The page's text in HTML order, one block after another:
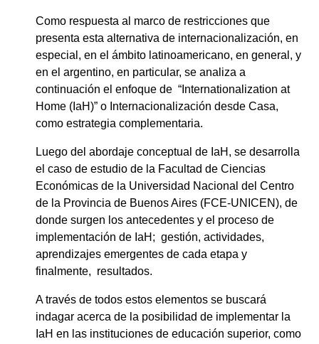
Como respuesta al marco de restricciones que
presenta esta alternativa de internacionalización, en
especial, en el ámbito latinoamericano, en general, y
en el argentino, en particular, se analiza a
continuación el enfoque de “Internationalization at
Home (IaH)” o Internacionalización desde Casa,
como estrategia complementaria.
Luego del abordaje conceptual de IaH, se desarrolla
el caso de estudio de la Facultad de Ciencias
Económicas de la Universidad Nacional del Centro
de la Provincia de Buenos Aires (FCE-UNICEN), de
donde surgen los antecedentes y el proceso de
implementación de IaH; gestión, actividades,
aprendizajes emergentes de cada etapa y
finalmente, resultados.
A través de todos estos elementos se buscará
indagar acerca de la posibilidad de implementar la
IaH en las instituciones de educación superior, como